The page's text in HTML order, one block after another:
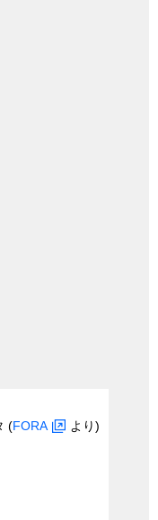
(FORA より)